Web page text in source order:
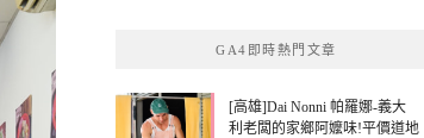
GA4即時熱門文章
[高雄]Dai Nonni 帕羅娜-義大
利老闆的家鄉阿嬤味!平價道地